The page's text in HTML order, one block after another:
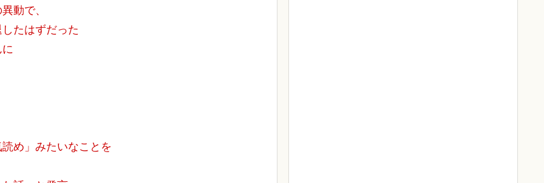
動で、
たはずだった
め」みたいなことを